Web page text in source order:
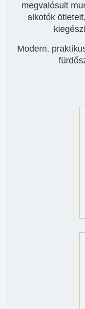
megvalósult
alkotók
Modern,